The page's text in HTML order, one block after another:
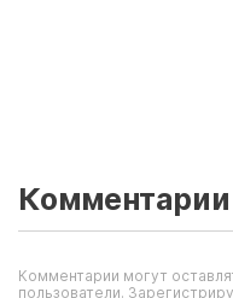
Комментарии
Комментарии могут
пользователи.